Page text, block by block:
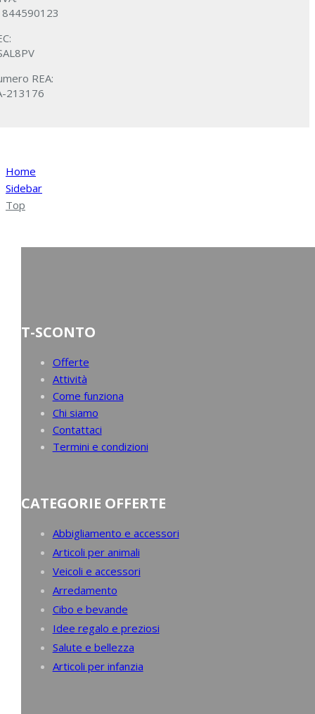
REA:
213176
Home
Sidebar
Top
T-SCONTO
Offerte
Attività
Come funziona
Chi siamo
Contattaci
Termini e condizioni
CATEGORIE OFFERTE
Abbigliamento e accessori
Articoli per animali
Veicoli e accessori
Arredamento
Cibo e bevande
Idee regalo e preziosi
Salute e bellezza
Articoli per infanzia